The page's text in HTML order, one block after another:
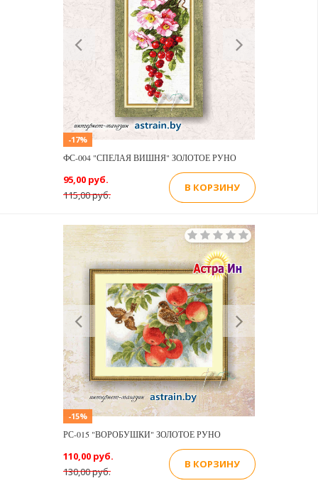
Previous
-17%
ФС-004 "СПЕЛАЯ ВИШНЯ" ЗОЛОТОЕ РУНО
115,00 руб.
95,00 руб.
В КОРЗИНУ
Previous Next
-15%
РС-015 "ВОРОБУШКИ" ЗОЛОТОЕ РУНО
130,00 руб.
110,00 руб.
В КОРЗИНУ